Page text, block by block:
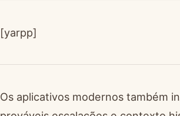
[yarpp]
Os aplicativos modernos também